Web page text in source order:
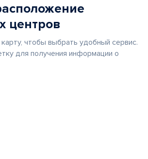
центров
чтобы выбрать удобный сервис.
для получения информации о